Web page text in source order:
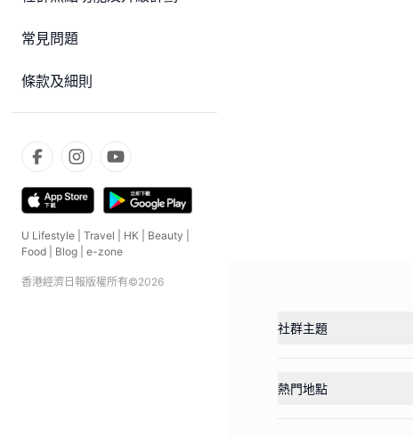
常見問題
條款及細則
U Lifestyle Travel HK Beauty
Food
Blog e-zone
香港經濟日報版權所有©2026
社群主題
熱門地點